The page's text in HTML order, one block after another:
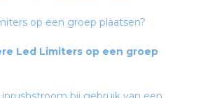
op een groep plaatsen?
Led Limiters op een groep